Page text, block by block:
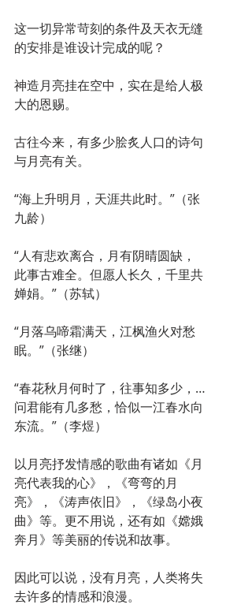
这一切异常苛刻的条件及天衣无缝
的安排是谁设计完成的呢？
神造月亮挂在空中，实在是给人极
大的恩赐。
古往今来，有多少脍炙人口的诗句
与月亮有关。
“海上升明月，天涯共此时。”（张
九龄）
“人有悲欢离合，月有阴晴圆缺，
此事古难全。但愿人长久，千里共
婵娟。”（苏轼）
“月落乌啼霜满天，江枫渔火对愁
眠。”（张继）
“春花秋月何时了，往事知多少，…
问君能有几多愁，恰似一江春水向
东流。”（李煜）
以月亮抒发情感的歌曲有诸如《月
亮代表我的心》，《弯弯的月
亮》，《涛声依旧》，《绿岛小夜
曲》等。更不用说，还有如《嫦娥
奔月》等美丽的传说和故事。
因此可以说，没有月亮，人类将失
去许多的情感和浪漫。